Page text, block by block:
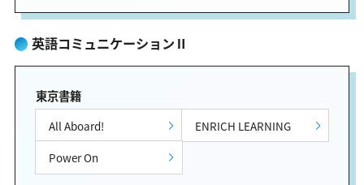
英語コミュニケーションⅡ
東京書籍
All Aboard!
ENRICH LEARNING
Power On